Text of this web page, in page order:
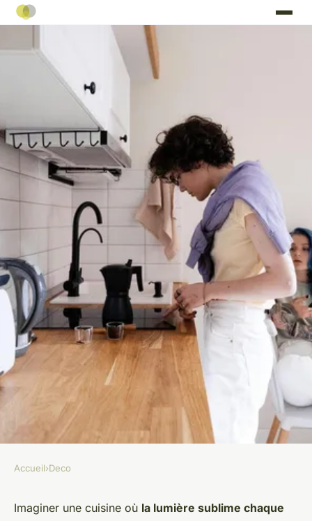
Créer une atmosphère unique
Accueil›Deco
Imaginer une cuisine où la lumière sublime chaque